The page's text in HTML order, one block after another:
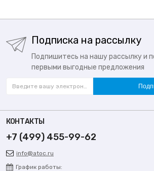
Подписка на рассылку
Подпишитесь на нашу рассылку и
первыми выгодные предложения
КОНТАКТЫ
+7 (499) 455-99-62
info@atoc.ru
График работы: